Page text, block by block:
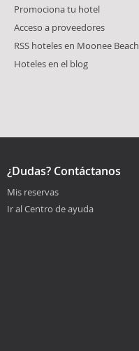
Promociona tu hotel
Acceso a proveedores
RSS hoteles en Moonee Beach
Hoteles en el blog
¿Dudas? Contáctanos
Mis reservas
Ir al Centro de ayuda